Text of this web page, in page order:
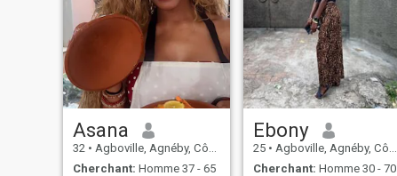
Asana
32 • Agboville, Agnéby, Côte d'ivoire
Cherchant: Homme 37 - 65
Ebony
25 • Agboville, Agnéby, Côte d'ivoire
Cherchant: Homme 30 - 70